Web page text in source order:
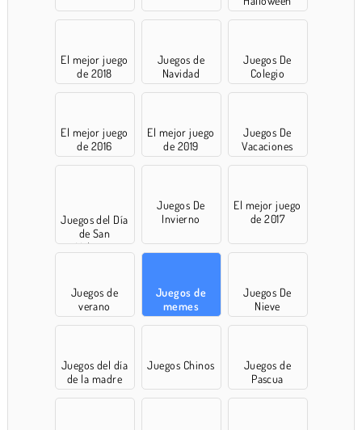
El mejor juego
de 2018
Juegos de
Navidad
Juegos De
Colegio
El mejor juego
de 2016
El mejor juego
de 2019
Juegos De
Vacaciones
Juegos del Día
de San
Valentín
Juegos De
Invierno
El mejor juego
de 2017
Juegos de
verano
Juegos de
memes
Juegos De
Nieve
Juegos del día
de la madre
Juegos Chinos
Juegos de
Pascua